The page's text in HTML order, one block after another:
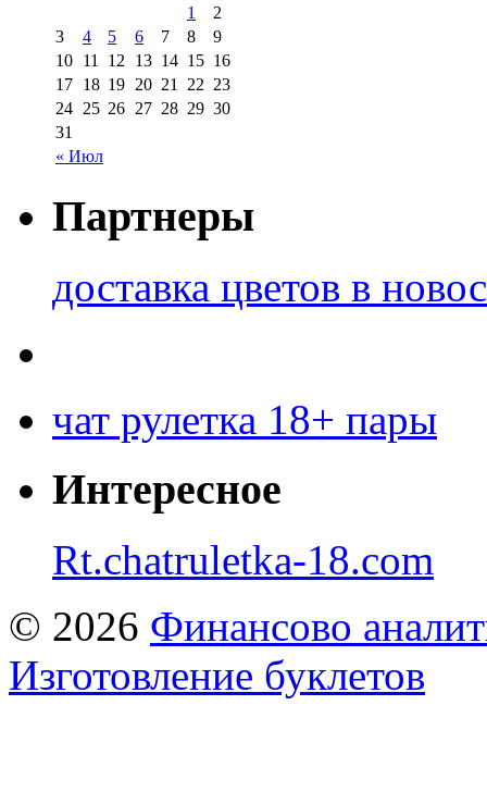
« Июл
1
2
3
4 5 6 7 8
9
10 11 12 13 14 15 16
17 18 19 20 21 22 23
24 25 26 27 28 29 30
31
Партнеры
доставка цветов в
чат рулетка 18+ пары
Интересное
Rt.chatruletka-18.com
© 2026 Финансово
Изготовление буклетов